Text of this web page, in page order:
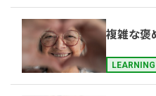
複雑な褒
LEARNING